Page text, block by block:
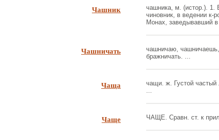
Чашник
чашника, м. (истор.). 1.
чиновник, в ведении к-
Монах, заведывавший
Чашничать
чашничаю,
бражничать. ...
Чаща
чащи. ж. Густой
...
Чаще ЧАЩЕ. Сравн. ст. к